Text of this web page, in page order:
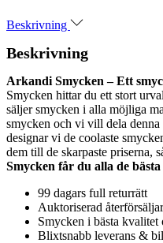
Beskrivning
Beskrivning
Arkandi Smycken – Ett
Smycken hittar du ett stort
säljer smycken i alla möjliga
smycken och vi vill dela
designar vi de coolaste
dem till de skarpaste priserna,
Smycken får du alla de
99 dagars full returrätt
Auktoriserad
Smycken i bästa kvalitet
Blixtsnabb leverans &